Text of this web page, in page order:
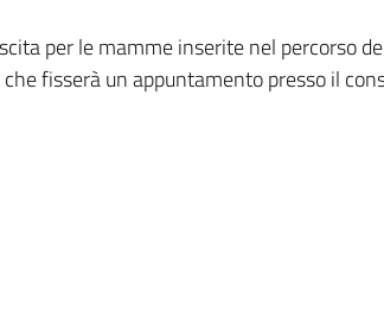
per le mamme inserite nel percorso
fisserà un appuntamento presso il